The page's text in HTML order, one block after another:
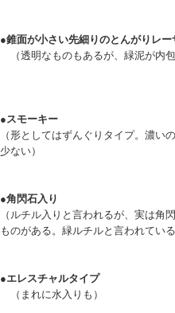
●錐面が小さい先細りのとんがりレ
（透明なものもあるが、緑泥が内包
●スモーキー
（形としてはずんぐりタイプ。濃い
少ない）
●角閃石入り
（ルチル入りと言われるが、実は角
ものがある。緑ルチルと言われてい
●エレスチャルタイプ
（まれに水入りも）